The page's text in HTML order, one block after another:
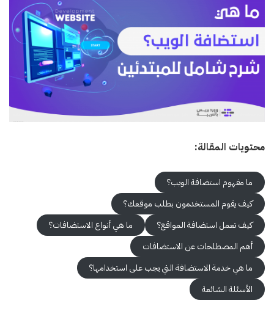
محتويات المقالة:
ما مفهوم استضافة الويب؟
كيف يقوم المستخدمون بطلب موقعك؟
كيف تعمل استضافة المواقع؟
ما هي أنواع الاستضافات؟
أهم المصطلحات عن الاستضافات
ما هي خدمة الاستضافة التي يجب على استخدامها؟
الأسئلة الشائعة